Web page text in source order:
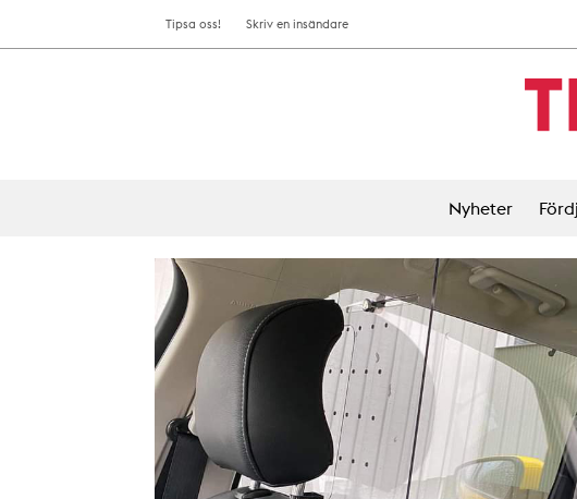
Tipsa oss! Skriv en insändare
Nyheter